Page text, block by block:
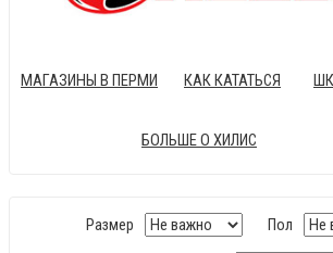
МАГАЗИНЫ В ПЕРМИ КАК КАТАТЬСЯ
БОЛЬШЕ О ХИЛИС
Размер
Пол